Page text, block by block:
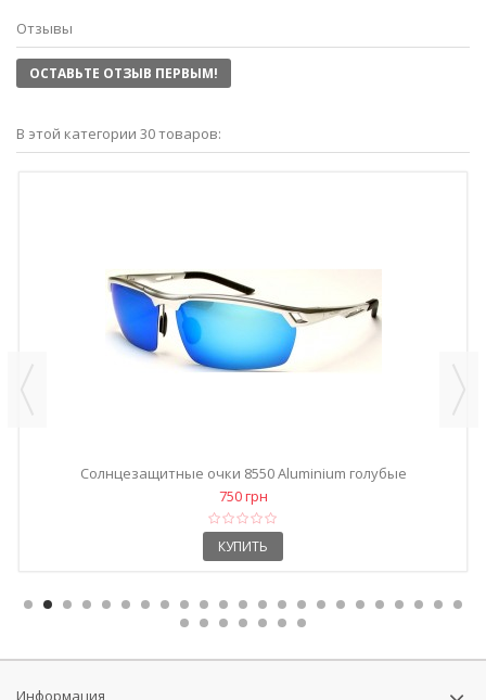
Отзывы
ОСТАВЬТЕ ОТЗЫВ ПЕРВЫМ!
В этой категории 30 товаров:
Солнцезащитные очки 8550 Aluminium голубые
750 грн
КУПИТЬ
Информация